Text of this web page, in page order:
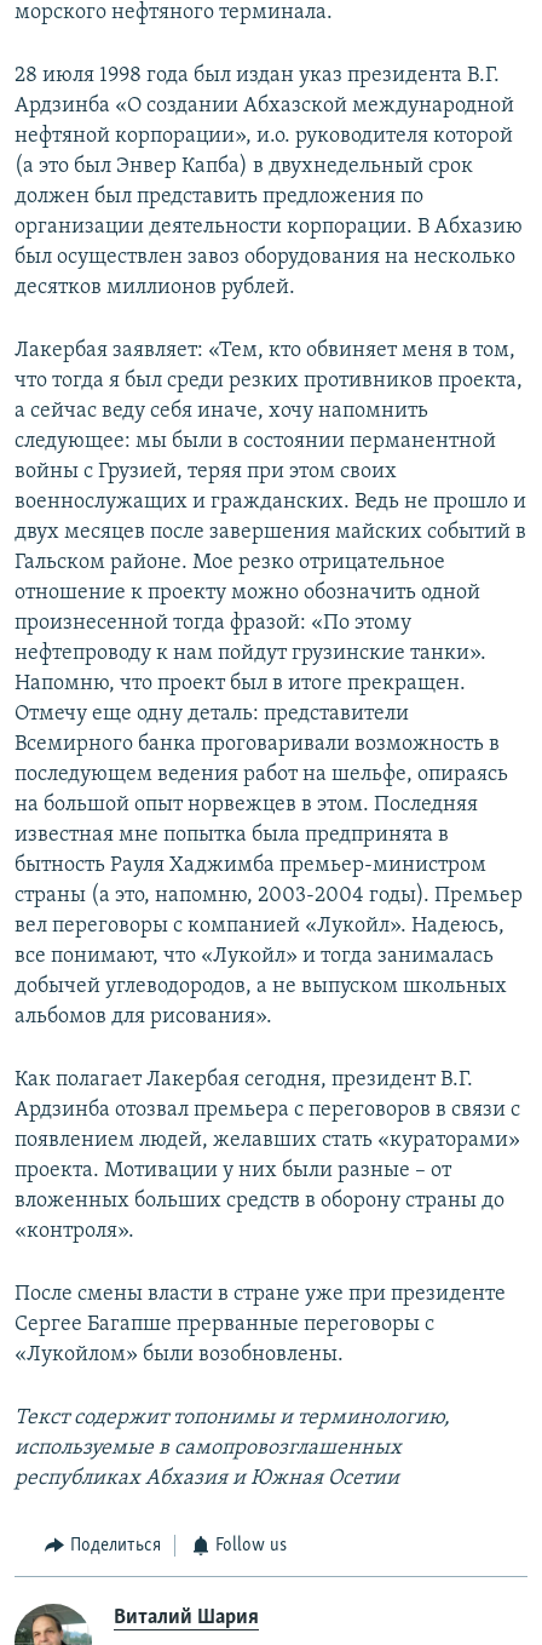
морского нефтяного терминала.
28 июля 1998 года был издан указ президента В.Г.
Ардзинба «О создании Абхазской международной
нефтяной корпорации», и.о. руководителя которой
(а это был Энвер Капба) в двухнедельный срок
должен был представить предложения по
организации деятельности корпорации. В Абхазию
был осуществлен завоз оборудования на несколько
десятков миллионов рублей.
Лакербая заявляет: «Тем, кто обвиняет меня в том,
что тогда я был среди резких противников проекта,
а сейчас веду себя иначе, хочу напомнить
следующее: мы были в состоянии перманентной
войны с Грузией, теряя при этом своих
военнослужащих и гражданских. Ведь не прошло и
двух месяцев после завершения майских событий в
Гальском районе. Мое резко отрицательное
отношение к проекту можно обозначить одной
произнесенной тогда фразой: «По этому
нефтепроводу к нам пойдут грузинские танки».
Напомню, что проект был в итоге прекращен.
Отмечу еще одну деталь: представители
Всемирного банка проговаривали возможность в
последующем ведения работ на шельфе, опираясь
на большой опыт норвежцев в этом. Последняя
известная мне попытка была предпринята в
бытность Рауля Хаджимба премьер-министром
страны (а это, напомню, 2003-2004 годы). Премьер
вел переговоры с компанией «Лукойл». Надеюсь,
все понимают, что «Лукойл» и тогда занималась
добычей углеводородов, а не выпуском школьных
альбомов для рисования».
Как полагает Лакербая сегодня, президент В.Г.
Ардзинба отозвал премьера с переговоров в связи с
появлением людей, желавших стать «кураторами»
проекта. Мотивации у них были разные – от
вложенных больших средств в оборону страны до
«контроля».
После смены власти в стране уже при президенте
Сергее Багапше прерванные переговоры с
«Лукойлом» были возобновлены.
Текст содержит топонимы и терминологию,
используемые в самопровозглашенных
республиках Абхазия и Южная Осетии
Поделиться Follow us
Виталий Шария